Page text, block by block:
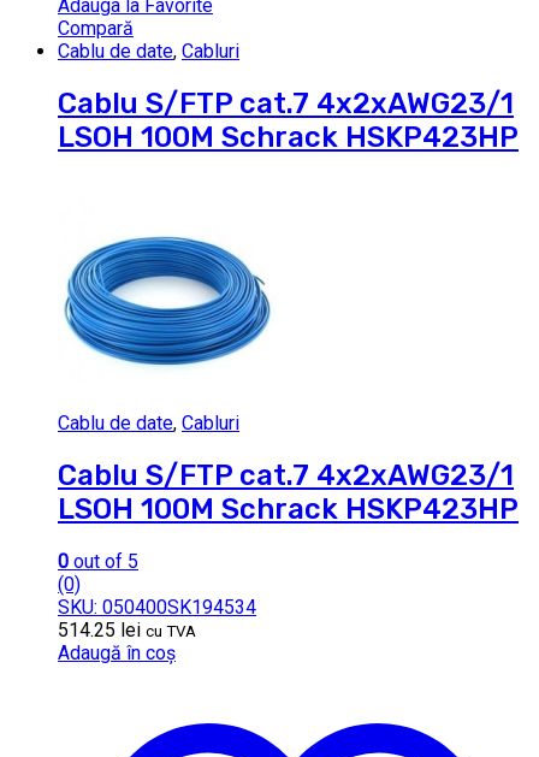
Adauga la Favorite
Compară
Cablu de date, Cabluri
Cablu S/FTP cat.7 4x2xAWG23/1
LSOH 100M Schrack HSKP423HP
Cablu de date, Cabluri
Cablu S/FTP cat.7 4x2xAWG23/1
LSOH 100M Schrack HSKP423HP
0 out of 5
(0)
SKU: 050400SK194534
514.25 lei cu TVA
Adaugă în coș